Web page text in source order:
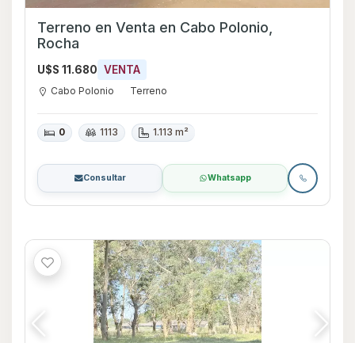
Terreno en Venta en Cabo Polonio,
Rocha
U$S 11.680 VENTA
Cabo Polonio Terreno
0 1113 1.113 m²
Consultar Whatsapp